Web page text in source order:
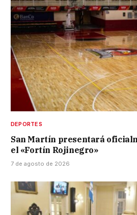
DEPORTES
San Martín presentará
el «Fortín Rojinegro»
7 de agosto de 2026